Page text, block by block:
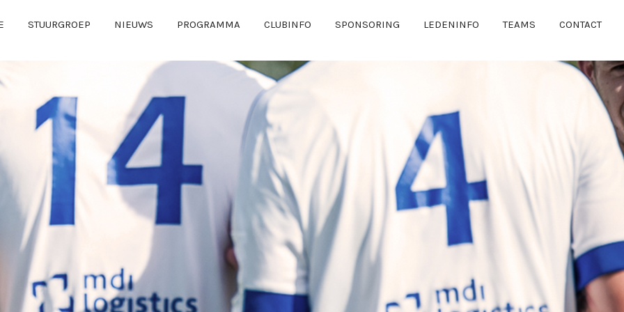
STUURGROEP NIEUWS PROGRAMMA CLUBINFO SPONSORING LEDENINFO TEAMS CONTACT